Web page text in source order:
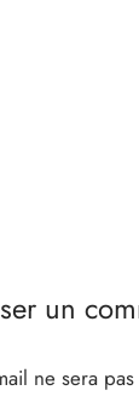
un
ne sera